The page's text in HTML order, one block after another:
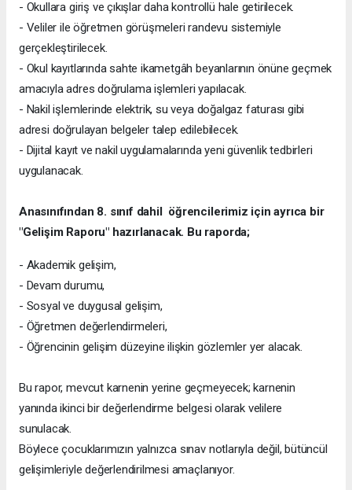
- Okullara giriş ve çıkışlar daha kontrollü hale getirilecek.
- Veliler ile öğretmen görüşmeleri randevu sistemiyle
gerçekleştirilecek.
- Okul kayıtlarında sahte ikametgâh beyanlarının önüne geçmek
amacıyla adres doğrulama işlemleri yapılacak.
- Nakil işlemlerinde elektrik, su veya doğalgaz faturası gibi
adresi doğrulayan belgeler talep edilebilecek.
- Dijital kayıt ve nakil uygulamalarında yeni güvenlik tedbirleri
uygulanacak.
Anasınıfından 8. sınıf dahil öğrencilerimiz için ayrıca bir
"Gelişim Raporu" hazırlanacak. Bu raporda;
- Akademik gelişim,
- Devam durumu,
- Sosyal ve duygusal gelişim,
- Öğretmen değerlendirmeleri,
- Öğrencinin gelişim düzeyine ilişkin gözlemler yer alacak.
Bu rapor, mevcut karnenin yerine geçmeyecek; karnenin
yanında ikinci bir değerlendirme belgesi olarak velilere
sunulacak.
Böylece çocuklarımızın yalnızca sınav notlarıyla değil, bütüncül
gelişimleriyle değerlendirilmesi amaçlanıyor.